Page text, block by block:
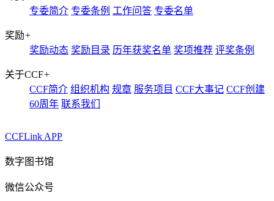
专委简介 专委条例 工作问答 专委名单
奖励+
奖励动态 奖励目录 历年获奖名单 奖项推荐 评奖条例
关于CCF+
CCF简介 组织机构 规章 服务项目 CCF大事记 CCF创建
60周年 联系我们
CCFLink APP
数字图书馆
微信公众号